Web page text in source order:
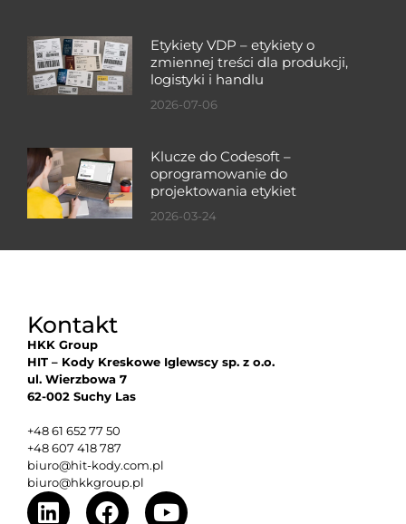
Etykiety VDP – etykiety o
zmiennej treści dla produkcji,
logistyki i handlu
2026-07-06
Klucze do Codesoft –
oprogramowanie do
projektowania etykiet
2026-03-24
Kontakt
HKK Group
HIT – Kody Kreskowe Iglewscy sp. z o.o.
ul. Wierzbowa 7
62-002 Suchy Las
+48 61 652 77 50
+48 607 418 787
biuro@hit-kody.com.pl
biuro@hkkgroup.pl